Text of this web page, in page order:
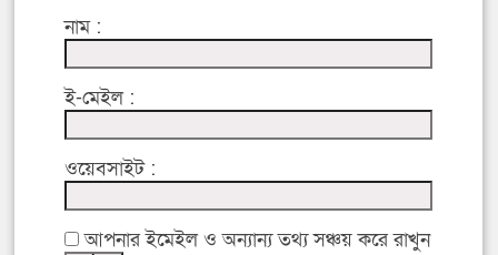
নাম :
ই-মেইল :
ওয়েবসাইট :
আপনার ইমেইল ও অন্যান্য তথ্য সঞ্চয় করে রাখুন